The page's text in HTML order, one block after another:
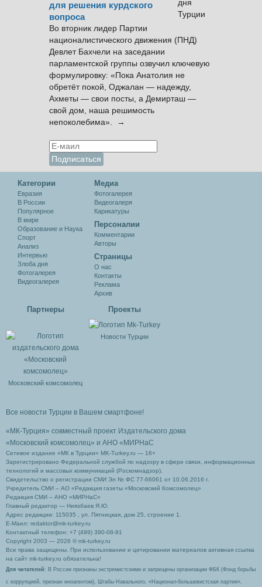
для решения курдского
вопроса
Во вторник лидер Партии
националистического движения (ПНД)
Девлет Бахчели на заседании
парламентской группы озвучил ключевую
формулировку: «Пока Анатолия не
обретёт покой, Оджалан — надежду,
Ахметы — свои посты, а Демирташ —
свой дом, наша решимость
непоколебима». →
Категории
Евразия
В России
Популярное
В мире
Образование и Наука
Спорт
Анализ
Интервью
Злоба дня
Фотогалерея
Видеогалерея
Медиа
Фотогалерея
Видеогалеря
Карикатуры
Персоналии
Комментарии
Авторы
Cтраницы
О нас
Контакты
Реклама
Архив
Партнеры
Московский комсомолец
Проекты
Новости Турции
Все новости Турции в Вашем смартфоне!
«МК-Турция» совместный проект Издательского дома
«Московский комсомолец» и АНО «МИРНаС
Сетевое издание «МК в Турции» MK-Turkey.ru — 16+
Зарегистрировано Федеральной службой по надзору в сфере связи, информационных
технологий и массовых коммуникаций (Роскомнадзор).
Свидетельство о регистрации СМИ Эл № ФС 77-66061 от 10.06.2016 г.
Учредитель СМИ – АО «Редакция газеты «Московский Комсомолец»
Редакция СМИ – АНО «МИРНаС»
Главный редактор — Ниязбаев Я.Ю.
Адрес редакции: 115035 , ул. Пятницкая, дом 25, строение 1.
Е-Маил: redaktor@mk-turkey.ru
Контактный телефон: +7 (499) 390-08-91
Copyright 2003 — 2026 © mk-turkey.ru
Все права защищены. При использовании и цитировании материалов активная ссылка
на сайт mk-turkey.ru обязательна!
Для читателей : В России признаны экстремистскими и запрещены организации ФБК (Фонд борьбы
с коррупцией, признан иноагентом), Штабы Навального, «Национал-большевистская партия»,